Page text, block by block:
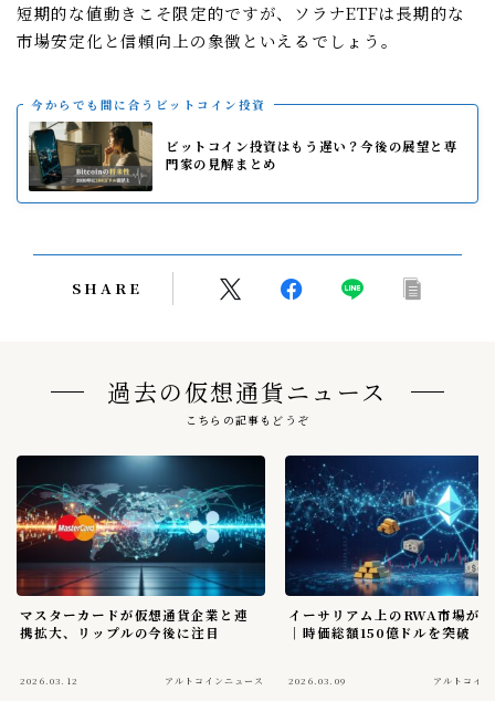
短期的な値動きこそ限定的ですが、ソラナETFは長期的な
市場安定化と信頼向上の象徴といえるでしょう。
今からでも間に合うビットコイン投資
ビットコイン投資はもう遅い？今後の展望と専
門家の見解まとめ
SHARE
過去の仮想通貨ニュース
こちらの記事もどうぞ
マスターカードが仮想通貨企業と連
携拡大、リップルの今後に注目
2026.03.12 アルトコインニュース
イーサリアム上のRWA市場が
｜時価総額150億ドルを突破
2026.03.09 アルトコイ